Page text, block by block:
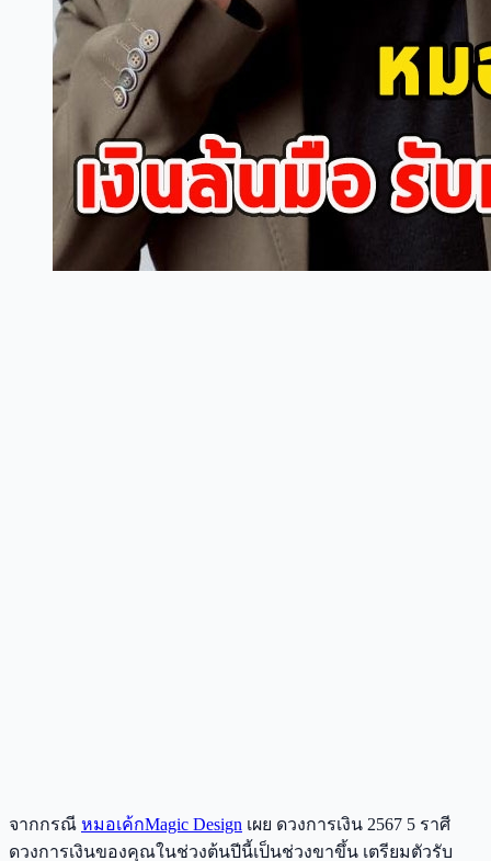
จากกรณี หมอเค้กMagic Design เผย ดวงการเงิน 2567 5 ราศี
ดวงการเงินของคุณในช่วงต้นปีนี้เป็นช่วงขาขึ้น เตรียมตัวรับ